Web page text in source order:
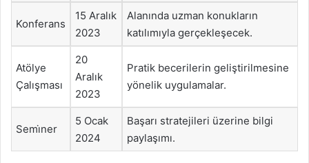
Konferans
15 Aralık
2023
Alanında uzman konukların
katılımıyla gerçekleşecek.
Atölye
Çalışması
20
Aralık
2023
Pratik becerilerin geliştirilmesine
yönelik uygulamalar.
Semi̇ner
5 Ocak
2024
Başarı stratejileri üzerine bilgi
paylaşımı.